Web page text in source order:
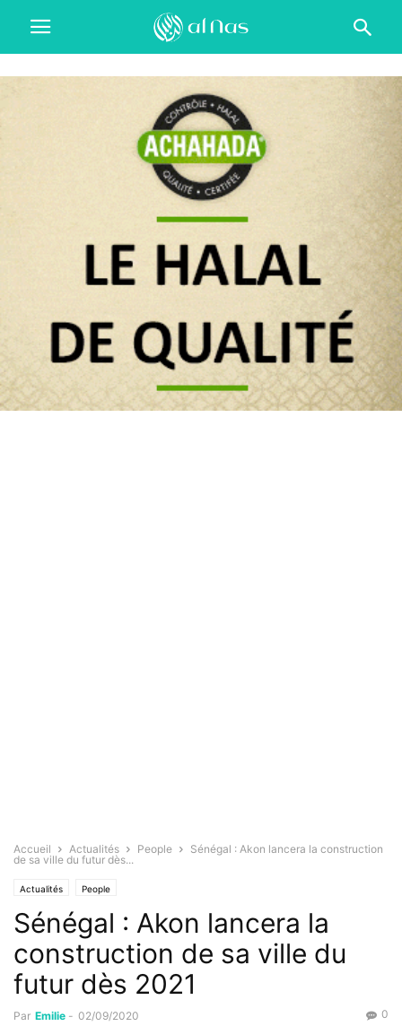
Accueil Actualités People
Sénégal : Akon lancera la construction
de sa ville du futur dès...
Actualités People
Sénégal : Akon lancera la
construction de sa ville du
futur dès 2021
Par Emilie - 02/09/2020 0